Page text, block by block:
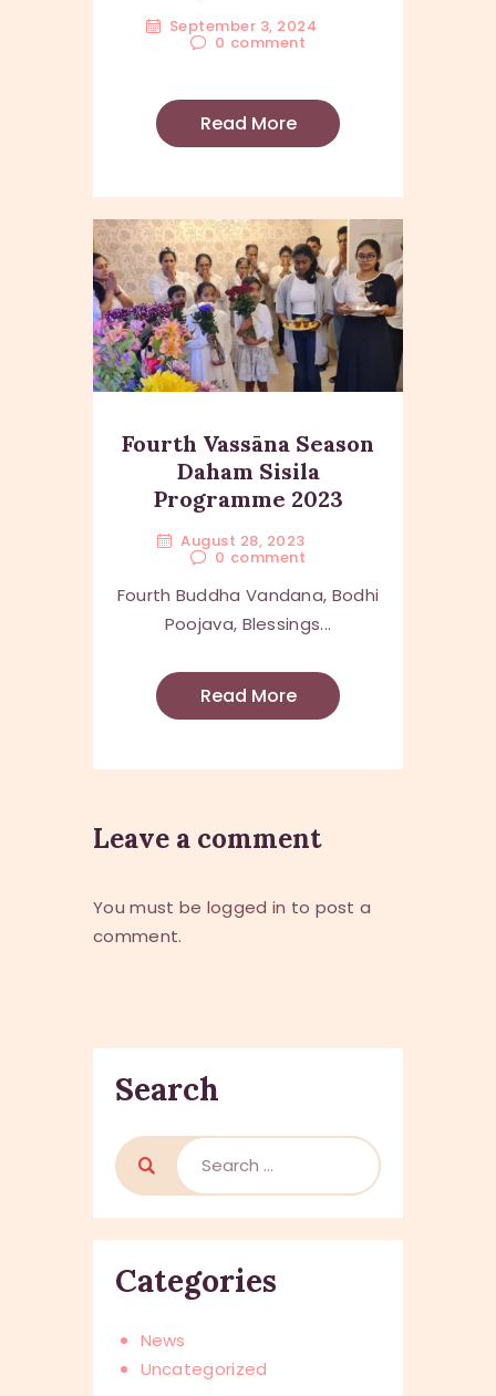
September 3, 2024
0 comment
Read More
Fourth Vassāna Season
Daham Sisila
Programme 2023
August 28, 2023
0 comment
Fourth Buddha Vandana, Bodhi
Poojava, Blessings...
Read More
Leave a comment
You must be logged in to post a
comment.
Search
Search
for:
Categories
News
Uncategorized